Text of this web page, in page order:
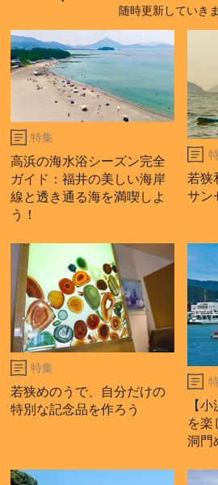
随時更新していき
特集
高浜の海水浴シーズン完全
ガイド：福井の美しい海岸
線と透き通る海を満喫しよ
う！
若狭
サン
特集
若狭めのうで、自分だけの
特別な記念品を作ろう
【
を楽
洞門